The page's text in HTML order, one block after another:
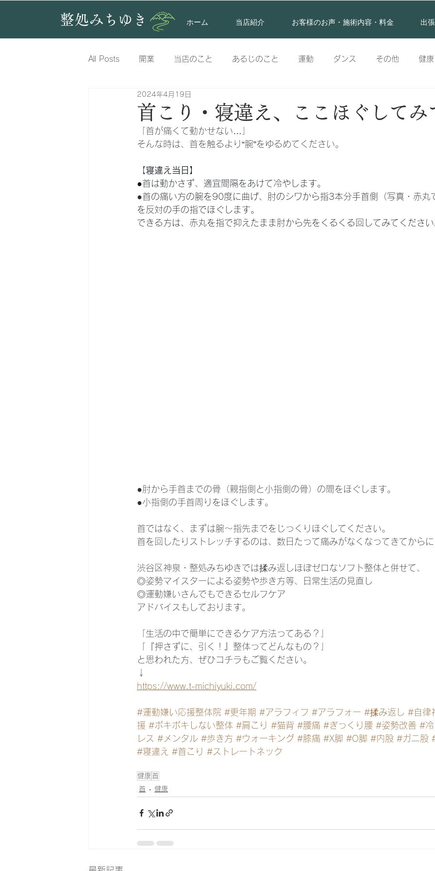
ホーム 当店紹介 お客様のお声・施術内容・料金 出
整処みちゆき
All Posts 開業 当店のこと あるじのこと 運動 ダンス その他 健康
脚 肩
腕
首こり・寝違え、ここほぐしてみ
2024年4月19日
「首が痛くて動かせない…」
そんな時は、首を触るより“腕”をゆるめてください。
【寝違え当日】
●首は動かさず、適宜間隔をあけて冷やします。
●首の痛い方の腕を90度に曲げ、肘のシワから指3本分手首側（写真・赤丸
を反対の手の指でほぐします。
できる方は、赤丸を指で抑えたまま肘から先をくるくる回してみてくださ
●肘から手首までの骨（親指側と小指側の骨）の間をほぐします。
●小指側の手首周りをほぐします。
首ではなく、まずは腕～指先までをじっくりほぐしてください。
首を回したりストレッチするのは、数日たって痛みがなくなってきてから
渋谷区神泉・整処みちゆきでは揉み返しほぼゼロなソフト整体と併せて、
◎姿勢マイスターによる姿勢や歩き方等、日常生活の見直し
◎運動嫌いさんでもできるセルフケア
アドバイスもしております。
「生活の中で簡単にできるケア方法ってある？」
「『押さずに、引く！』整体ってどんなもの？」
と思われた方、ぜひコチラもご覧ください。
↓
https://www.t-michiyuki.com/
#運動嫌い応援整体院 #更年期 #アラフィフ #アラフォー #揉み返し #自律
援 #ボキボキしない整体 #肩こり #猫背 #腰痛 #ぎっくり腰 #姿勢改善 #
レス #メンタル #歩き方 #ウォーキング #膝痛 #X脚 #O脚 #内股 #ガニ股
#寝違え #首こり #ストレートネック
健康 首
首
健康